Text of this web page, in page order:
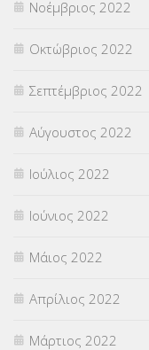
Νοέμβριος 2022
Οκτώβριος 2022
Σεπτέμβριος 2022
Αύγουστος 2022
Ιούλιος 2022
Ιούνιος 2022
Μάιος 2022
Απρίλιος 2022
Μάρτιος 2022